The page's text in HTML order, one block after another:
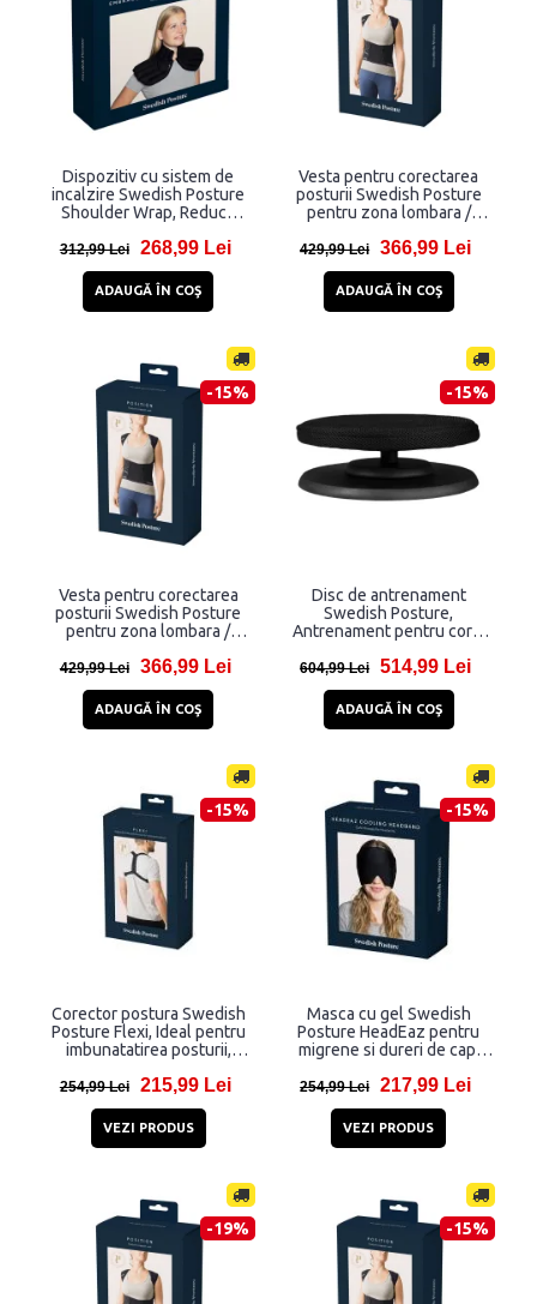
Dispozitiv cu sistem de
incalzire Swedish Posture
Shoulder Wrap, Reduce
tensiunea, Negru
312,99 Lei 268,99 Lei
ADAUGĂ ÎN COŞ
Vesta pentru corectarea
posturii Swedish Posture
pentru zona lombara /
ameliorarea durerii /
oboselei, Marime S, Negru
429,99 Lei 366,99 Lei
ADAUGĂ ÎN COŞ
-15%
Vesta pentru corectarea
posturii Swedish Posture
pentru zona lombara /
ameliorarea durerii /
429,99 Lei 366,99 Lei
ADAUGĂ ÎN COŞ
-15%
Disc de antrenament
Swedish Posture,
Antrenament pentru core,
Negru
604,99 Lei 514,99 Lei
ADAUGĂ ÎN COŞ
-15%
Corector postura Swedish
Posture Flexi, Ideal pentru
imbunatatirea posturii,
Marime universala, Negru
254,99 Lei 215,99 Lei
VEZI PRODUS
-15%
Masca cu gel Swedish
Posture HeadEaz pentru
migrene si dureri de cap,
Perfecta pentru relaxare,
254,99 Lei 217,99 Lei
VEZI PRODUS
-19% -15%